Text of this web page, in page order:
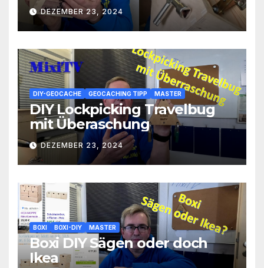
DEZEMBER 23, 2024
DIY-GEOCACHE GEOCACHING TIPP MASTER
DIY Lockpicking Travelbug
mit Überaschung
DEZEMBER 23, 2024
BOXI BOXI-DIY MASTER
Boxi DIY Sägen oder doch
Ikea